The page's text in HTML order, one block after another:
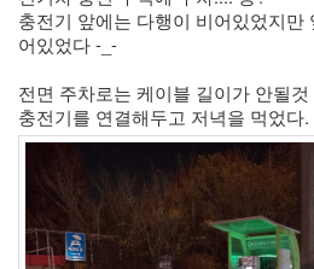
충전기 앞에는 다행이 비어있었지만
어있었다 -_-
전면 주차로는 케이블 길이가 안될
충전기를 연결해두고 저녁을 먹었다.